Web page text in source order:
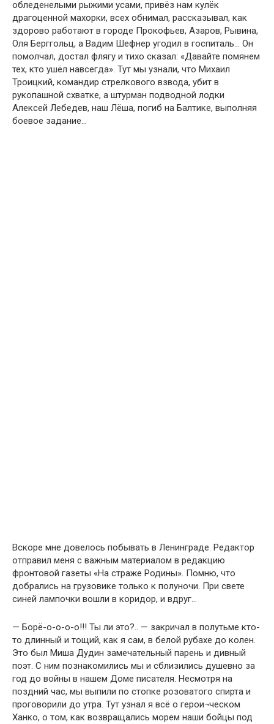
обледенелыми рыжими усами, привёз нам кулёк
драгоценной махорки, всех обнимал, рассказывал, как
здорово работают в городе Прокофьев, Азаров, Рывина,
Оля Берггольц, а Вадим Шефнер угодил в госпиталь… Он
помолчал, достал флягу и тихо сказал: «Давайте помянем
тех, кто ушёл навсегда». Тут мы узнали, что Михаил
Троицкий, командир стрелкового взвода, убит в
рукопашной схватке, а штурман подводной лодки
Алексей Лебедев, наш Лёша, погиб на Балтике, выполняя
боевое задание…
Вскоре мне довелось побывать в Ленинграде. Редактор
отправил меня с важным материалом в редакцию
фронтовой газеты «На страже Родины». Помню, что
добрались на грузовике только к полуночи. При свете
синей лампочки вошли в коридор, и вдруг…
— Борё-о-о-о-о!!! Ты ли это?.. — закричал в полутьме кто-
то длинный и тощий, как я сам, в белой рубахе до колен.
Это был Миша Дудин замечательный парень и дивный
поэт. С ним познакомились мы и сблизились душевно за
год до войны в нашем Доме писателя. Несмотря на
поздний час, мы выпили по стопке розоватого спирта и
проговорили до утра. Тут узнал я всё о герои¬ческом
Ханко, о том, как возвращались морем наши бойцы под